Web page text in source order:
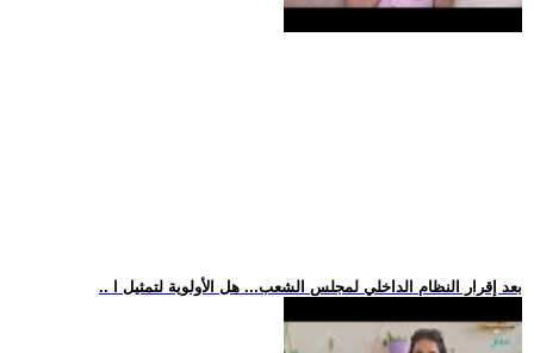
.. بعد إقرار النظام الداخلي لمجلس الشعب... هل الأولوية لتمثيل ا